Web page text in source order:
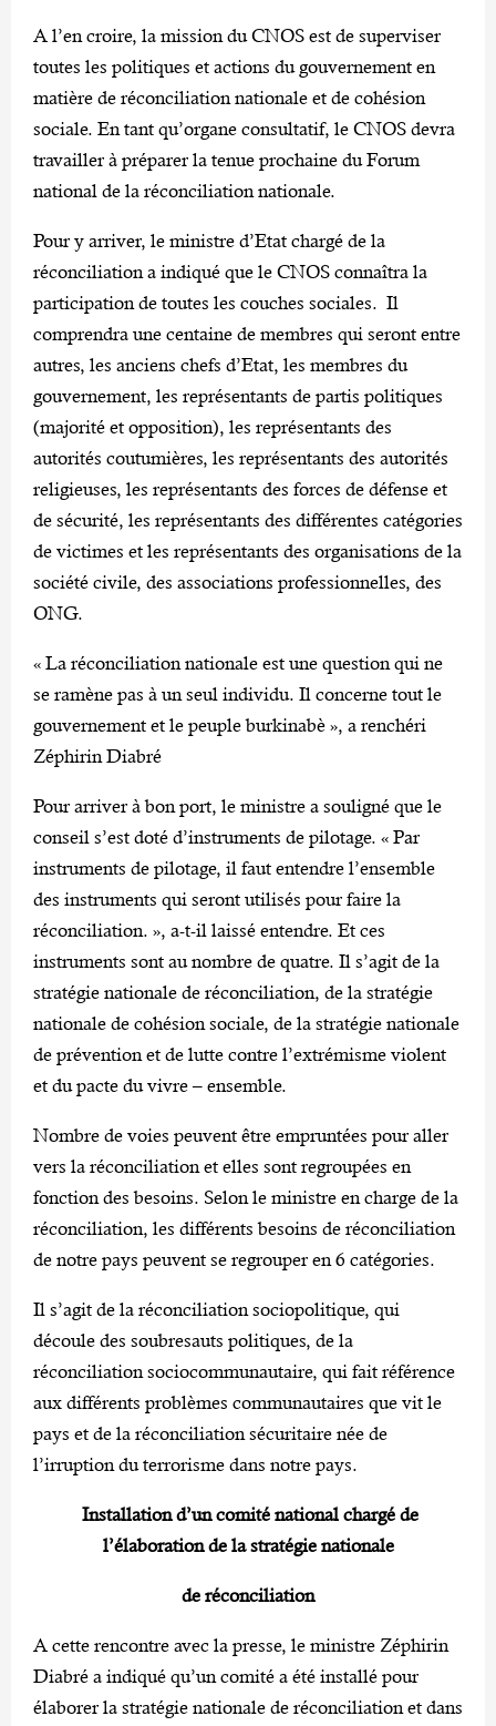
A l’en croire, la mission du CNOS est de superviser
toutes les politiques et actions du gouvernement en
matière de réconciliation nationale et de cohésion
sociale. En tant qu’organe consultatif, le CNOS devra
travailler à préparer la tenue prochaine du Forum
national de la réconciliation nationale.
Pour y arriver, le ministre d’Etat chargé de la
réconciliation a indiqué que le CNOS connaîtra la
participation de toutes les couches sociales. Il
comprendra une centaine de membres qui seront entre
autres, les anciens chefs d’Etat, les membres du
gouvernement, les représentants de partis politiques
(majorité et opposition), les représentants des
autorités coutumières, les représentants des autorités
religieuses, les représentants des forces de défense et
de sécurité, les représentants des différentes catégories
de victimes et les représentants des organisations de la
société civile, des associations professionnelles, des
ONG.
« La réconciliation nationale est une question qui ne
se ramène pas à un seul individu. Il concerne tout le
gouvernement et le peuple burkinabè », a renchéri
Zéphirin Diabré
Pour arriver à bon port, le ministre a souligné que le
conseil s’est doté d’instruments de pilotage. « Par
instruments de pilotage, il faut entendre l’ensemble
des instruments qui seront utilisés pour faire la
réconciliation. », a-t-il laissé entendre. Et ces
instruments sont au nombre de quatre. Il s’agit de la
stratégie nationale de réconciliation, de la stratégie
nationale de cohésion sociale, de la stratégie nationale
de prévention et de lutte contre l’extrémisme violent
et du pacte du vivre – ensemble.
Nombre de voies peuvent être empruntées pour aller
vers la réconciliation et elles sont regroupées en
fonction des besoins. Selon le ministre en charge de la
réconciliation, les différents besoins de réconciliation
de notre pays peuvent se regrouper en 6 catégories.
Il s’agit de la réconciliation sociopolitique, qui
découle des soubresauts politiques, de la
réconciliation sociocommunautaire, qui fait référence
aux différents problèmes communautaires que vit le
pays et de la réconciliation sécuritaire née de
l’irruption du terrorisme dans notre pays.
Installation d’un comité national chargé de
l’élaboration de la stratégie nationale
de réconciliation
A cette rencontre avec la presse, le ministre Zéphirin
Diabré a indiqué qu’un comité a été installé pour
élaborer la stratégie nationale de réconciliation et dans